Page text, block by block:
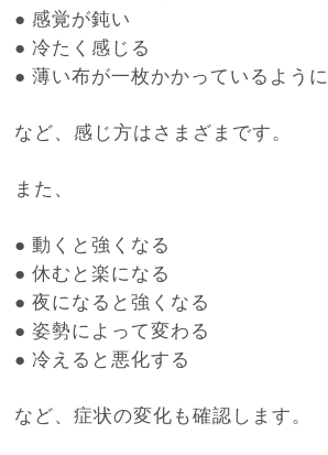
● 感覚が鈍い
● 冷たく感じる
● 薄い布が一枚かかっているよう
など、感じ方はさまざまです。
また、
● 動くと強くなる
● 休むと楽になる
● 夜になると強くなる
● 姿勢によって変わる
● 冷えると悪化する
など、症状の変化も確認します。